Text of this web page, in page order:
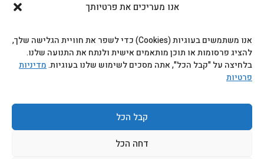
אנו מעריכים את פרטיותך
אנו משתמשים בעוגיות (Cookies) כדי לשפר את חוויית הגלישה שלך,
להציג פרסומות או תוכן מותאמים אישית ולנתח את התנועה שלנו.
בלחיצה על "קבל הכל", אתה מסכים לשימוש שלנו בעוגיות.מדיניות
פרטיות
קבל הכל
דחה הכל
marketing@b-tech.co.il